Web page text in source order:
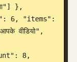
},
वीडियो",